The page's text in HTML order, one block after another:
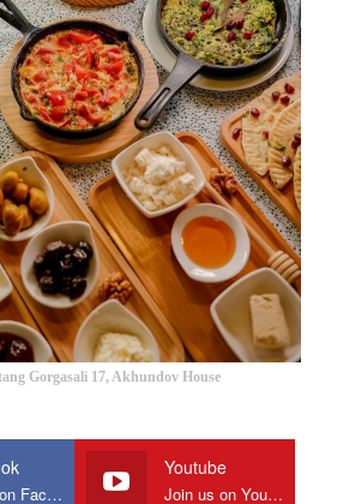
Gorgasali 17, Akhundov House
Join us on Facebook
Youtube
Join us on Youtube